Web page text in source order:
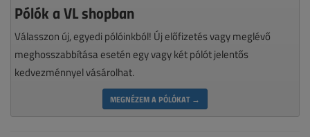
Pólók a VL shopban
Válasszon új, egyedi pólóinkból! Új előfizetés vagy meglévő
meghosszabbítása esetén egy vagy két pólót jelentős
kedvezménnyel vásárolhat.
MEGNÉZEM A PÓLÓKAT →